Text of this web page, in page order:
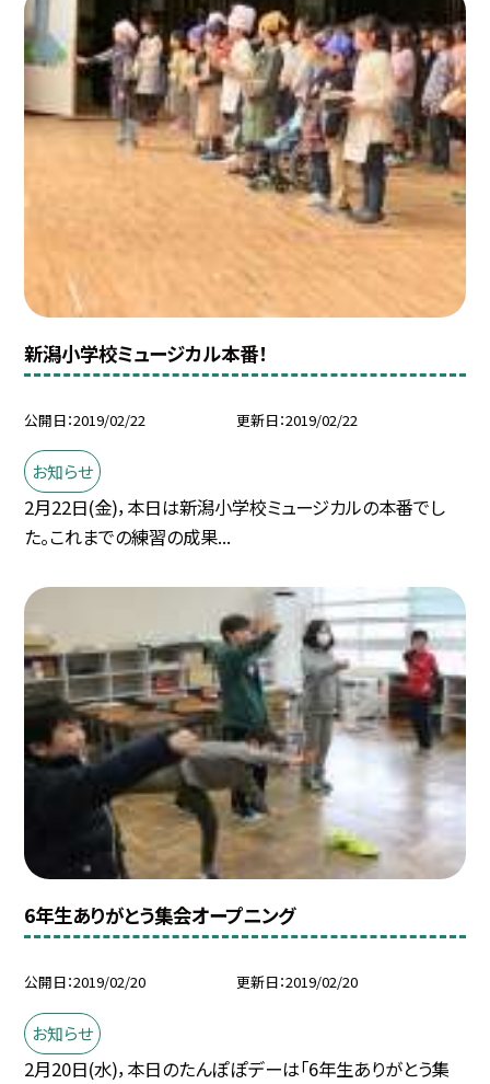
新潟小学校ミュージカル本番！
公開日 2019/02/22 更新日 2019/02/22
お知らせ
2月22日(金)，本日は新潟小学校ミュージカルの本番でし
た。これまでの練習の成果...
6年生ありがとう集会オープニング
公開日 2019/02/20 更新日 2019/02/20
お知らせ
2月20日(水)，本日のたんぽぽデーは「6年生ありがとう集